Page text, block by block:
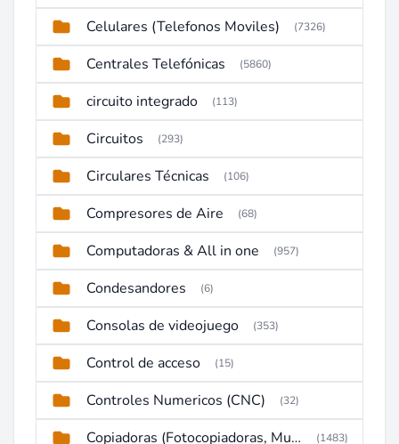
Celulares (Telefonos Moviles) (7326)
Centrales Telefónicas (5860)
circuito integrado (113)
Circuitos (293)
Circulares Técnicas (106)
Compresores de Aire (68)
Computadoras & All in one (957)
Condesandores (6)
Consolas de videojuego (353)
Control de acceso (15)
Controles Numericos (CNC) (32)
Copiadoras (Fotocopiadoras, Multifunctions, Ploter, etc) (1483)